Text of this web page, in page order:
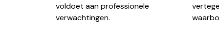
voldoet aan professionele
verwachtingen.